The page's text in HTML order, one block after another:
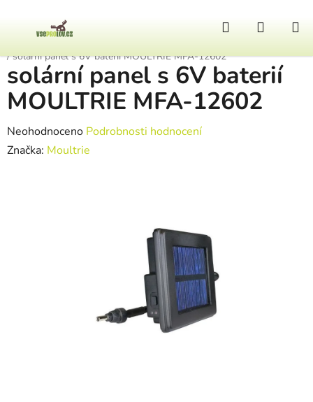
Hledat
Domů
/ solární panel s 6V baterií MOULTRIE MFA-12602
solární panel s 6V baterií
MOULTRIE MFA-12602
Průměrné hodnocení produktu je 0,0 z 5 hvězdiček.
Neohodnoceno Podrobnosti hodnocení
Značka: Moultrie